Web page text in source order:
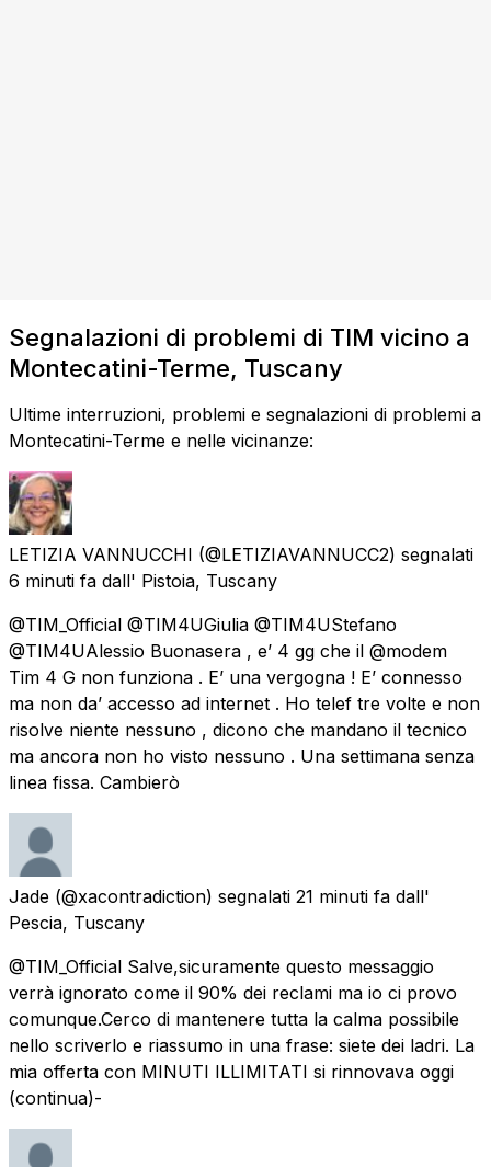
Segnalazioni di problemi di TIM vicino a
Montecatini-Terme, Tuscany
Ultime interruzioni, problemi e segnalazioni di problemi a
Montecatini-Terme e nelle vicinanze:
LETIZIA VANNUCCHI (@LETIZIAVANNUCC2) segnalati
6 minuti fa dall' Pistoia, Tuscany
@TIM_Official @TIM4UGiulia @TIM4UStefano
@TIM4UAlessio Buonasera , e’ 4 gg che il @modem
Tim 4 G non funziona . E’ una vergogna ! E’ connesso
ma non da’ accesso ad internet . Ho telef tre volte e non
risolve niente nessuno , dicono che mandano il tecnico
ma ancora non ho visto nessuno . Una settimana senza
linea fissa. Cambierò
Jade (@xacontradiction) segnalati 21 minuti fa dall'
Pescia, Tuscany
@TIM_Official Salve,sicuramente questo messaggio
verrà ignorato come il 90% dei reclami ma io ci provo
comunque.Cerco di mantenere tutta la calma possibile
nello scriverlo e riassumo in una frase: siete dei ladri. La
mia offerta con MINUTI ILLIMITATI si rinnovava oggi
(continua)-